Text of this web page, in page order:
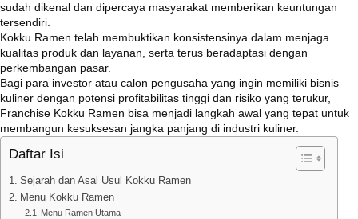
sudah dikenal dan dipercaya masyarakat memberikan keuntungan
tersendiri.
Kokku Ramen telah membuktikan konsistensinya dalam menjaga
kualitas produk dan layanan, serta terus beradaptasi dengan
perkembangan pasar.
Bagi para investor atau calon pengusaha yang ingin memiliki bisnis
kuliner dengan potensi profitabilitas tinggi dan risiko yang terukur,
Franchise Kokku Ramen bisa menjadi langkah awal yang tepat untuk
membangun kesuksesan jangka panjang di industri kuliner.
Daftar Isi
Sejarah dan Asal Usul Kokku Ramen
Menu Kokku Ramen
Menu Ramen Utama